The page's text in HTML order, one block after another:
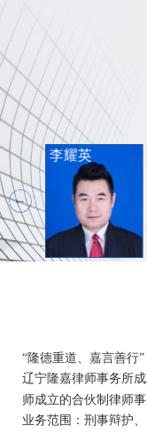
李耀英
“隆德重道、嘉言善行”
辽宁隆嘉律师事务所
师成立的合伙制律师事
业务范围 ：刑事辩护